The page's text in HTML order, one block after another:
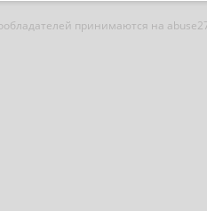
принимаются на